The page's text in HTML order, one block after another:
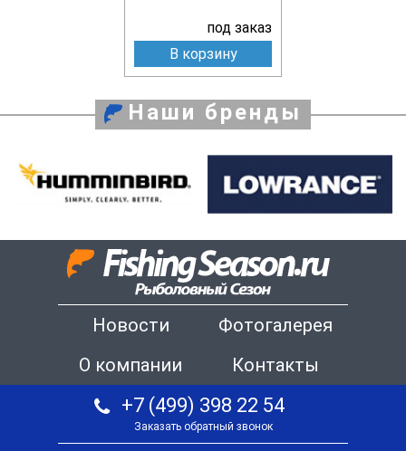
под заказ
В корзину
Наши бренды
Новости
Фотогалерея
О компании
Контакты
+7 (499) 398 22 54
Заказать обратный звонок